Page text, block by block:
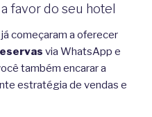
favor do seu hotel
começaram a oferecer
via WhatsApp e
também encarar a
estratégia de vendas e